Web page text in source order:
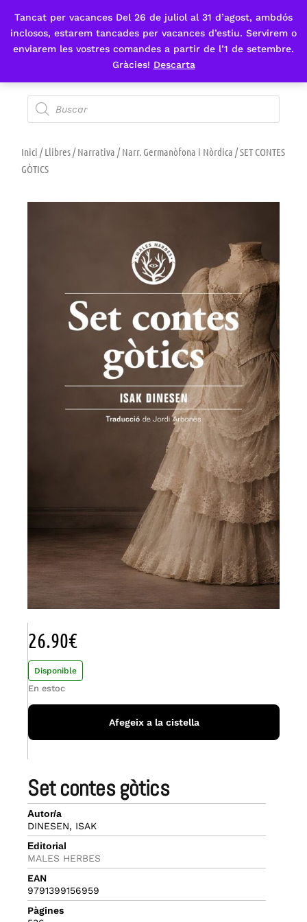
Tancat per vacances Del 26 de juliol al 31 d’agost, ambdós
inclosos, estarem tancades per vacances d’estiu. Servirem o
enviarem les vostres comandes a partir de l’1 de setembre.
Gràcies! Descarta
Fes-te'n sòcia
Inici /Llibres/Narrativa /Narr. Germanòfona i Nòrdica / SET CONTES
GÒTICS
set contes gòtics
Autor/a
DINESEN, ISAK
Editorial
MALES HERBES
EAN
9791399156959
Pàgines
26.90€
Disponible
En estoc
Afegeix a la cistella